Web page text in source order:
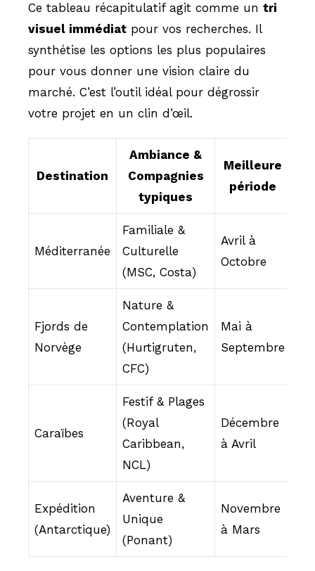
Ce tableau récapitulatif agit comme un tri
visuel immédiat pour vos recherches. Il
synthétise les options les plus populaires
pour vous donner une vision claire du
marché. C’est l’outil idéal pour dégrossir
votre projet en un clin d’œil.
Destination
Ambiance &
Compagnies
typiques
Meilleure
période
Méditerranée
Familiale &
Culturelle
(MSC, Costa)
Avril à
Octobre
Fjords de
Norvège
Nature &
Contemplation
(Hurtigruten,
CFC)
Mai à
Septembre
Caraïbes
Festif & Plages
(Royal
Caribbean,
NCL)
Décembre
à Avril
Expédition
(Antarctique)
Aventure &
Unique
(Ponant)
Novembre
à Mars